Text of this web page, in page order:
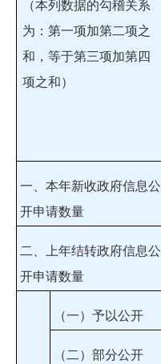
（本列数据的勾稽关系
为：第一项加第二项之
和，等于第三项加第四
项之和）
一、本年新收政府信息公
开申请数量
二、上年结转政府信息公
开申请数量
（一）予以公开
（二）部分公开